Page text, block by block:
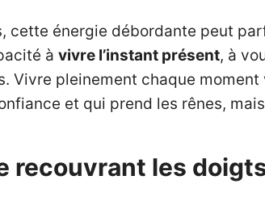
cette énergie débordante peut
à vivre l’instant présent, à
Vivre pleinement chaque
et qui prend les rênes,
recouvrant les